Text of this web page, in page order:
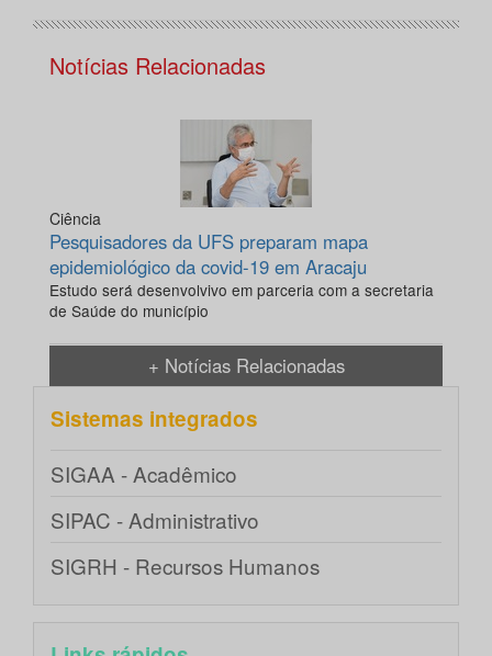
Notícias Relacionadas
Ciência
Pesquisadores da UFS preparam mapa
epidemiológico da covid-19 em Aracaju
Estudo será desenvolvivo em parceria com a secretaria
de Saúde do município
+ Notícias Relacionadas
Sistemas integrados
SIGAA - Acadêmico
SIPAC - Administrativo
SIGRH - Recursos Humanos